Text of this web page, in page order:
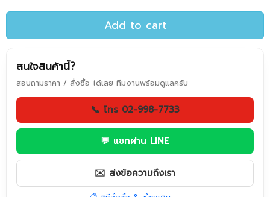
Add to cart
สนใจสินค้านี้?
สอบถามราคา / สั่งซื้อ ได้เลย ทีมงานพร้อมดูแลครับ
📞 โทร 02-998-7733
💬 แชทผ่าน LINE
✉️ ส่งข้อความถึงเรา